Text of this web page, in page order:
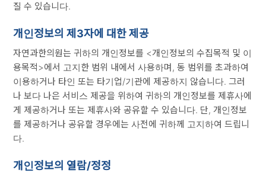
질 수 있습니다.
개인정보의 제3자에 대한 제공
자연과한의원는 귀하의 개인정보를 <개인정보의 수집목적 및 이
용목적>에서 고지한 범위 내에서 사용하며, 동 범위를 초과하여
이용하거나 타인 또는 타기업/기관에 제공하지 않습니다. 그러
나 보다 나은 서비스 제공을 위하여 귀하의 개인정보를 제휴사에
게 제공하거나 또는 제휴사와 공유할 수 있습니다. 단, 개인정보
를 제공하거나 공유할 경우에는 사전에 귀하께 고지하여 드립니
다.
개인정보의 열람/정정